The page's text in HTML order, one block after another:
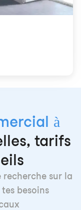
à
tarifs
sur la
besoins